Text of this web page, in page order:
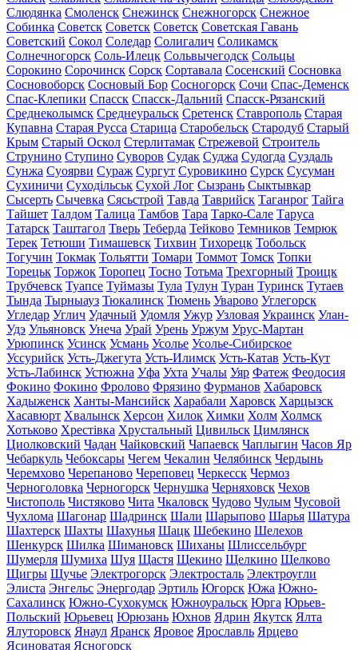
Слюдянка Смоленск Снежинск Снежногорск Снежное
Собинка Советск Советск Советск Советская Гавань
Советский Сокол Соледар Солигалич Соликамск
Солнечногорск Соль-Илецк Сольвычегодск Сольцы
Сорокино Сорочинск Сорск Сортавала Сосенский Сосновка
Сосновоборск Сосновый Бор Сосногорск Сочи Спас-Деменск
Спас-Клепики Спасск Спасск-Дальний Спасск-Рязанский
Среднеколымск Среднеуральск Сретенск Ставрополь Старая
Купавна Старая Русса Старица Старобельск Стародуб Старый
Крым Старый Оскол Стерлитамак Стрежевой Строитель
Струнино Ступино Суворов Судак Суджа Судогда Суздаль
Сунжа Суоярви Сураж Сургут Суровикино Сурск Сусуман
Сухиничи Суходільськ Сухой Лог Сызрань Сыктывкар
Сысерть Сычевка Сясьстрой Тавда Таврийск Таганрог Тайга
Тайшет Талдом Талица Тамбов Тара Тарко-Сале Таруса
Татарск Таштагол Тверь Теберда Тейково Темников Темрюк
Терек Тетюши Тимашевск Тихвин Тихорецк Тобольск
Тогучин Токмак Тольятти Томари Томмот Томск Топки
Торецьк Торжок Торопец Тосно Тотьма Трехгорный Троицк
Трубчевск Туапсе Туймазы Тула Тулун Туран Туринск Тутаев
Тында Тырныауз Тюкалинск Тюмень Уварово Углегорск
Угледар Углич Удачный Удомля Ужур Узловая Украинск Улан-
Удэ Ульяновск Унеча Урай Урень Уржум Урус-Мартан
Урюпинск Усинск Усмань Усолье Усолье-Сибирское
Уссурийск Усть-Джегута Усть-Илимск Усть-Катав Усть-Кут
Усть-Лабинск Устюжна Уфа Ухта Учалы Уяр Фатеж Феодосия
Фокино Фокино Фролово Фрязино Фурманов Хабаровск
Хадыженск Ханты-Мансийск Харабали Харовск Харцызск
Хасавюрт Хвалынск Херсон Хилок Химки Холм Холмск
Хотьково Хрестівка Хрустальный Цивильск Цимлянск
Циолковский Чадан Чайковский Чапаевск Чаплыгин Часов Яр
Чебаркуль Чебоксары Чегем Чекалин Челябинск Чердынь
Черемхово Черепаново Череповец Черкесск Чермоз
Черноголовка Черногорск Чернушка Черняховск Чехов
Чистополь Чистяково Чита Чкаловск Чудово Чулым Чусовой
Чухлома Шагонар Шадринск Шали Шарыпово Шарья Шатура
Шахтерск Шахты Шахунья Шацк Шебекино Шелехов
Шенкурск Шилка Шимановск Шиханы Шлиссельбург
Шумерля Шумиха Шуя Щастя Щекино Щелкино Щелково
Щигры Щучье Электрогорск Электросталь Электроугли
Элиста Энгельс Энергодар Эртиль Югорск Южа Южно-
Сахалинск Южно-Сухокумск Южноуральск Юрга Юрьев-
Польский Юрьевец Юрюзань Юхнов Ядрин Якутск Ялта
Ялуторовск Янаул Яранск Яровое Ярославль Ярцево
Ясиноватая Ясногорск